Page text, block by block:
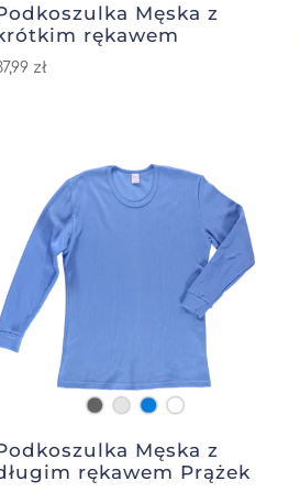
Męska z
rękawem
zł
Męska z
rękawem Prążek